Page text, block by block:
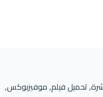
تحميل فيلم, موفيزبوكس,